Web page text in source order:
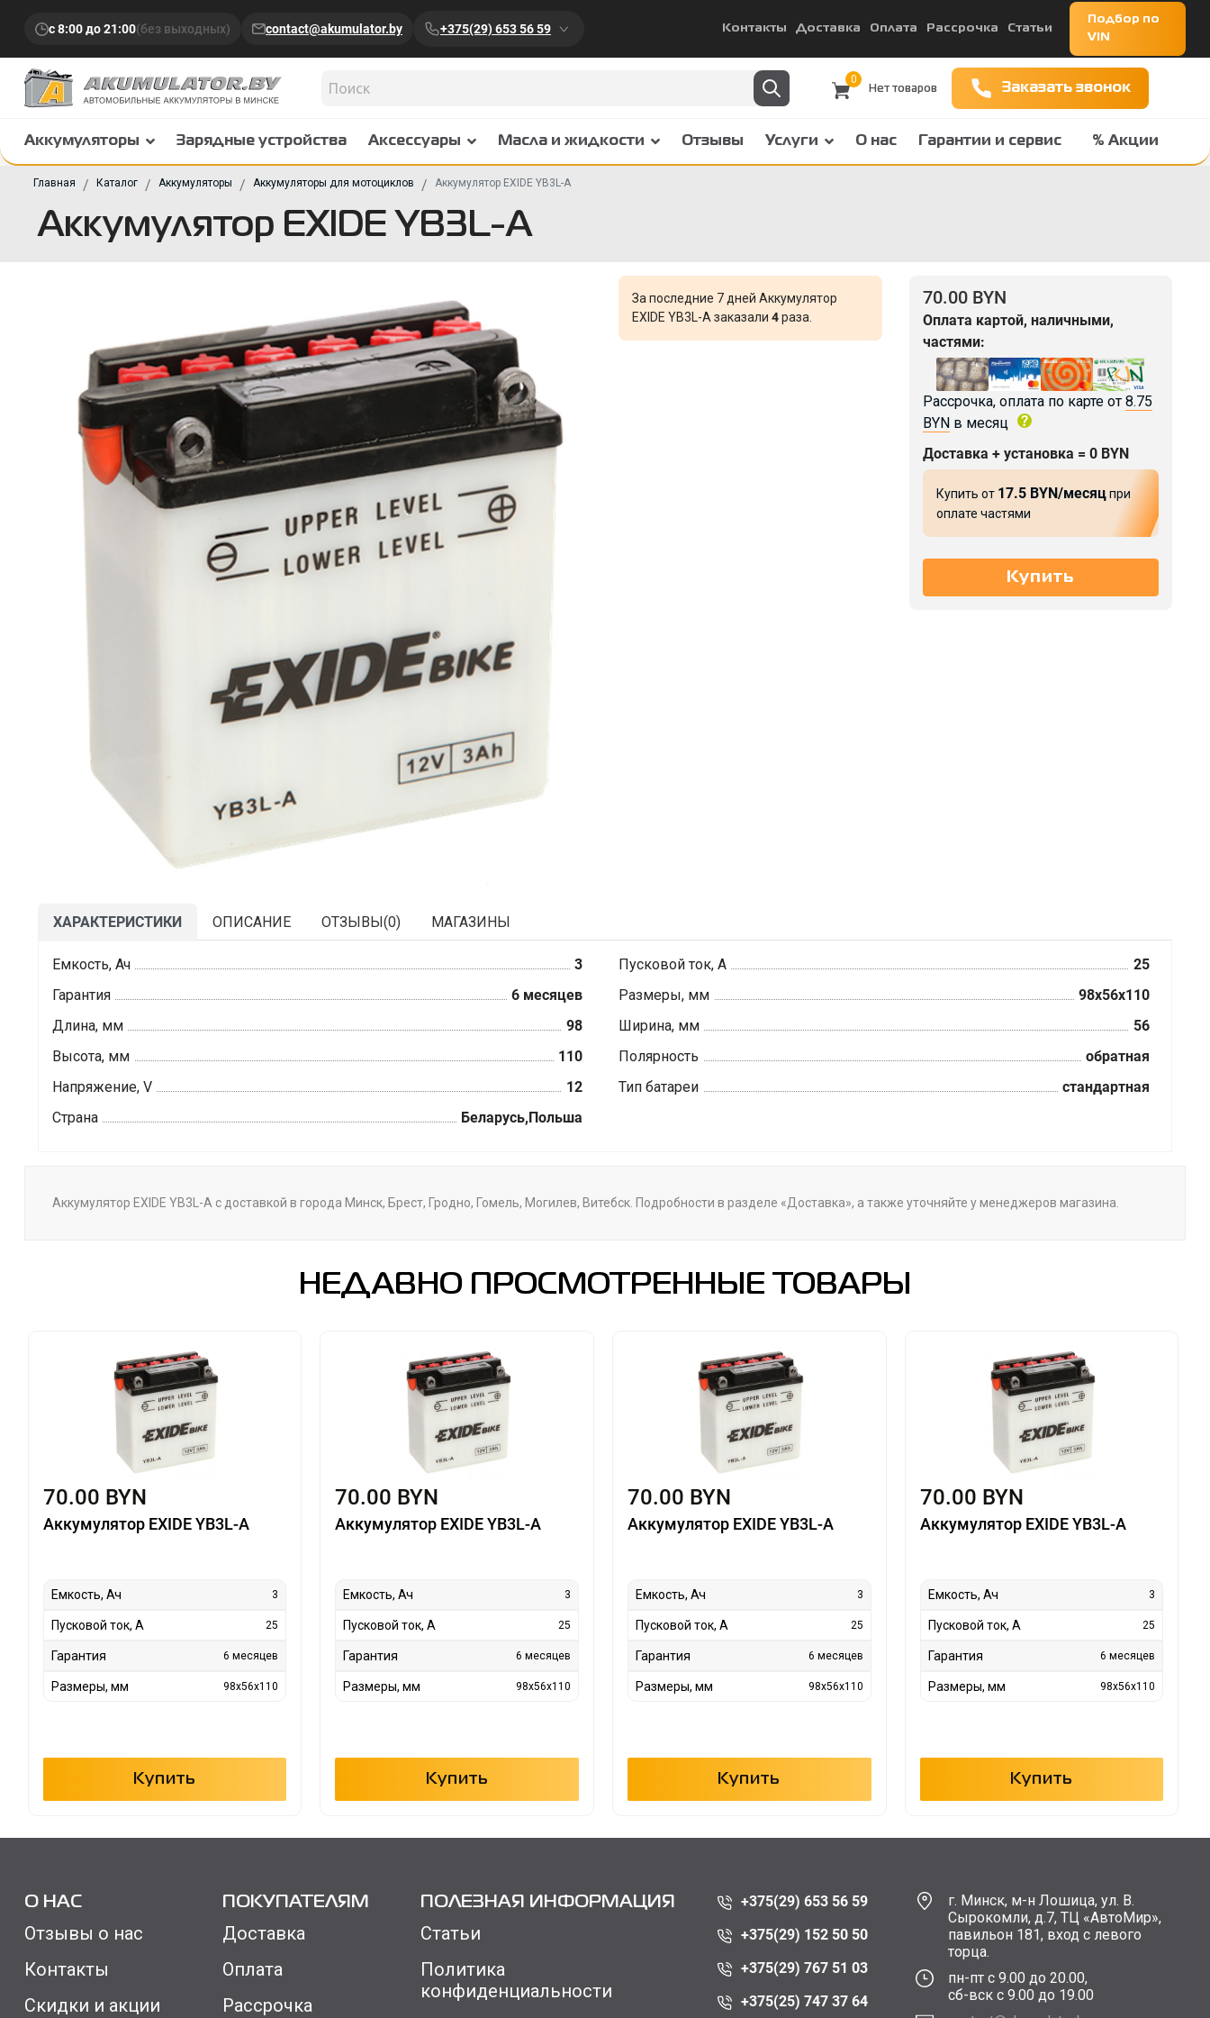
с 8:00 до 21:00(без выходных) contact@akumulator.by +375(29) 653 56 59 Контакты Доставка Оплата Рассрочка Статьи
Подбор по
VIN
0
Заказать звонок
Аккумуляторы Зарядные устройства Аксессуары Масла и жидкости Отзывы Услуги О нас Гарантии и сервис % Акции
Главная Каталог Аккумуляторы Аккумуляторы для мотоциклов Аккумулятор EXIDE YB3L-A
Аккумулятор EXIDE YB3L-A
За последние 7 дней Аккумулятор
EXIDE YB3L-A заказали 4раза.
70.00 BYN
Оплата картой, наличными,
частями:
Рассрочка, оплата по карте от 8.75
BYNв месяц
Доставка + установка = 0 BYN
Купить от 17.5 BYN/месяцпри
оплате частями
ХАРАКТЕРИСТИКИ ОПИСАНИЕ ОТЗЫВЫ(0) МАГАЗИНЫ
Емкость, Ач 3 Пусковой ток, А
25
Гарантия
6 месяцев Размеры, мм
98x56x110
Длина, мм
98 Ширина, мм
56
Высота, мм
110 Полярность
обратная
Напряжение, V
12 Тип батареи
стандартная
Страна
Беларусь,Польша
Аккумулятор EXIDE YB3L-A с доставкой в города Минск, Брест, Гродно, Гомель, Могилев, Витебск. Подробности в разделе «Доставка», а также уточняйте у менеджеров магазина.
НЕДАВНО ПРОСМОТРЕННЫЕ ТОВАРЫ
70.00 BYN
Аккумулятор EXIDE YB3L-A
Емкость, Ач 3
Пусковой ток, А 25
Гарантия 6 месяцев
Размеры, мм 98x56x110
Купить
70.00 BYN
Аккумулятор EXIDE YB3L-A
Емкость, Ач 3
Пусковой ток, А 25
Гарантия 6 месяцев
Размеры, мм 98x56x110
Купить
70.00 BYN
Аккумулятор EXIDE YB3L-A
Емкость, Ач 3
Пусковой ток, А 25
Гарантия 6 месяцев
Размеры, мм 98x56x110
Купить
70.00 BYN
Аккумулятор EXIDE YB3L-A
Емкость, Ач 3
Пусковой ток, А 25
Гарантия 6 месяцев
Размеры, мм 98x56x110
Купить
О НАС
Отзывы о нас
Контакты
Скидки и акции
ПОКУПАТЕЛЯМ
Доставка
Оплата
Рассрочка
ПОЛЕЗНАЯ ИНФОРМАЦИЯ
Статьи
Политика
конфиденциальности
+375(29) 653 56 59
+375(29) 152 50 50
+375(29) 767 51 03
+375(25) 747 37 64
г. Минск, м-н Лошица, ул. В.
Сырокомли, д.7, ТЦ «АвтоМир»,
павильон 181, вход с левого
торца.
пн-пт с 9.00 до 20.00,
сб-вск с 9.00 до 19.00